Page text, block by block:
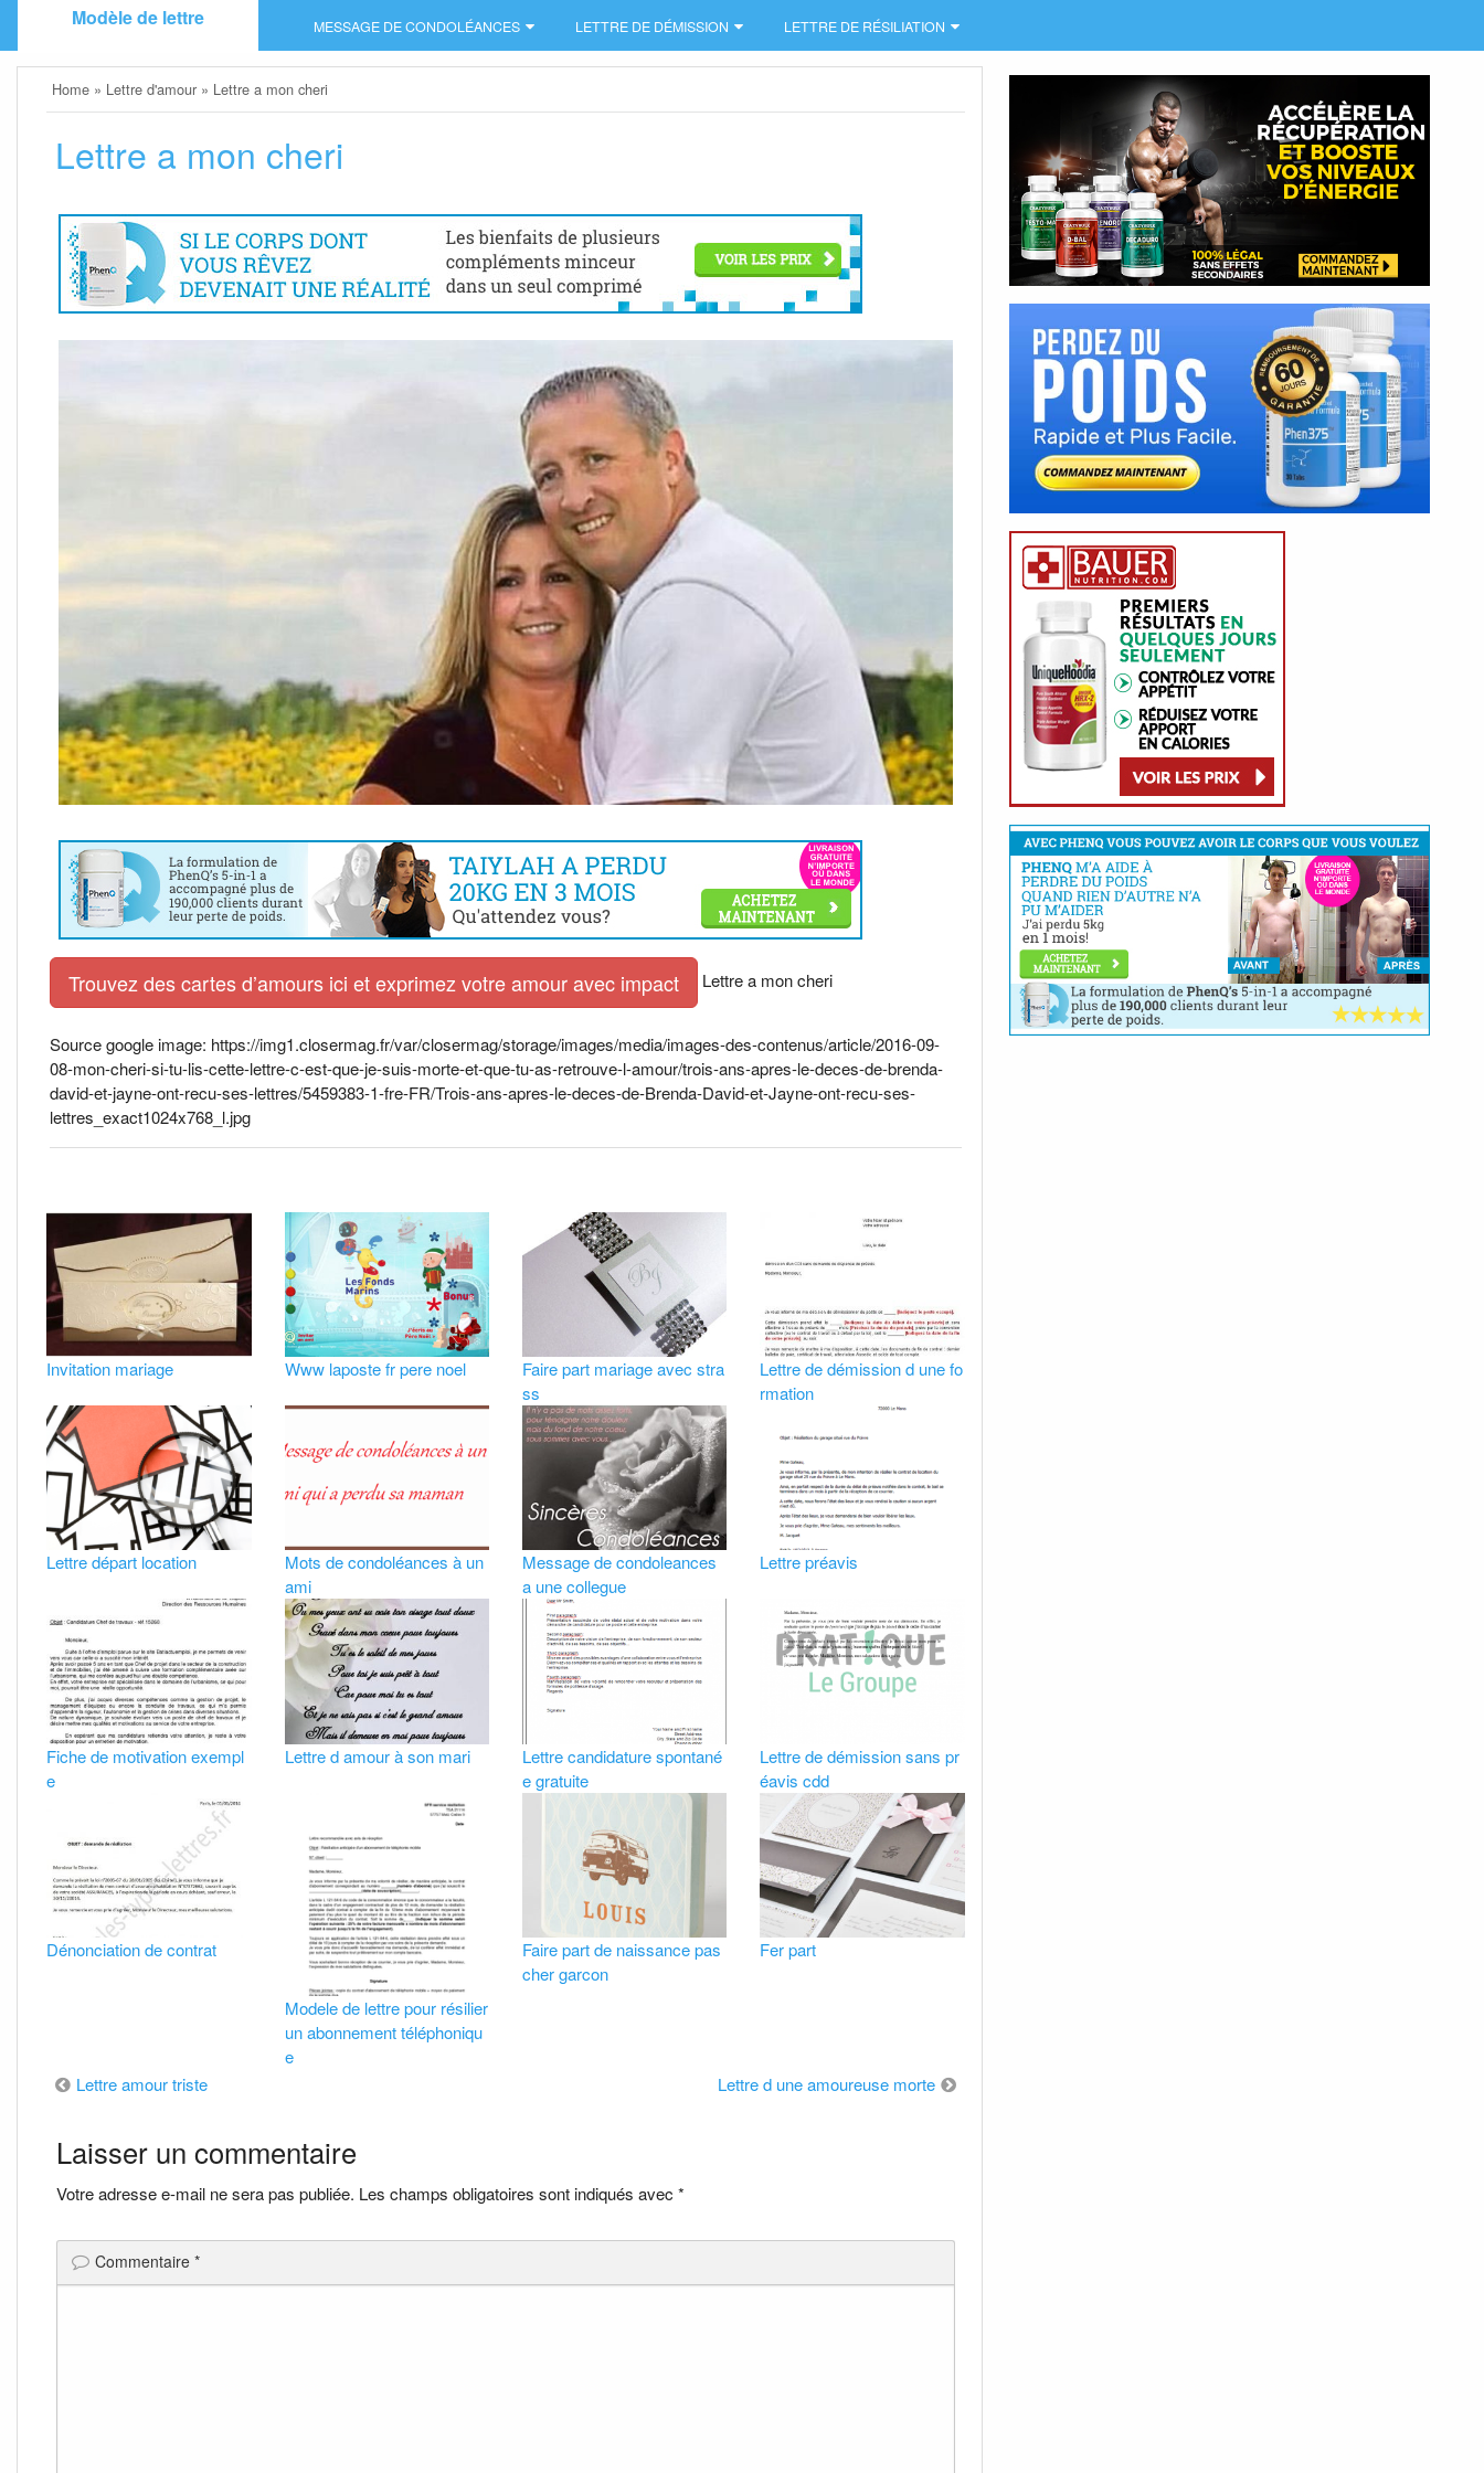
Modèle de lettre MESSAGE DE CONDOLÉANCES LETTRE DE DÉMISSION LETTRE DE RÉSILIATION
Home » Lettre d'amour » Lettre a mon cheri
Lettre a mon cheri
Trouvez des cartes d’amours ici et exprimez votre amour avec impact Lettre a mon cheri
Source google image: https://img1.closermag.fr/var/closermag/storage/images/media/images-des-contenus/article/2016-09-
08-mon-cheri-si-tu-lis-cette-lettre-c-est-que-je-suis-morte-et-que-tu-as-retrouve-l-amour/trois-ans-apres-le-deces-de-brenda-
david-et-jayne-ont-recu-ses-lettres/5459383-1-fre-FR/Trois-ans-apres-le-deces-de-Brenda-David-et-Jayne-ont-recu-ses-
lettres_exact1024x768_l.jpg
Invitation mariage Www laposte fr pere noel
Faire part mariage avec stra
ss
Lettre de démission d une fo
rmation
Lettre départ location
Mots de condoléances à un
ami
Message de condoleances
a une collegue
Lettre préavis
Fiche de motivation exempl
e
Lettre d amour à son mari
Lettre candidature spontané
e gratuite
Lettre de démission sans pr
éavis cdd
Dénonciation de contrat
Modele de lettre pour résilier
un abonnement téléphoniqu
e
Faire part de naissance pas
cher garcon
Fer part
Navigation
de
l’article
Lettre amour triste Lettre d une amoureuse morte
Laisser un commentaire
Votre adresse e-mail ne sera pas publiée. Les champs obligatoires sont indiqués avec *
Commentaire *